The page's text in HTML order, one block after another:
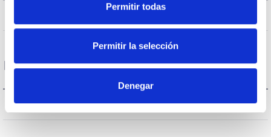
Permitir todas
Permitir la selección
Denegar
Données générales
Isolation électrique CCIII